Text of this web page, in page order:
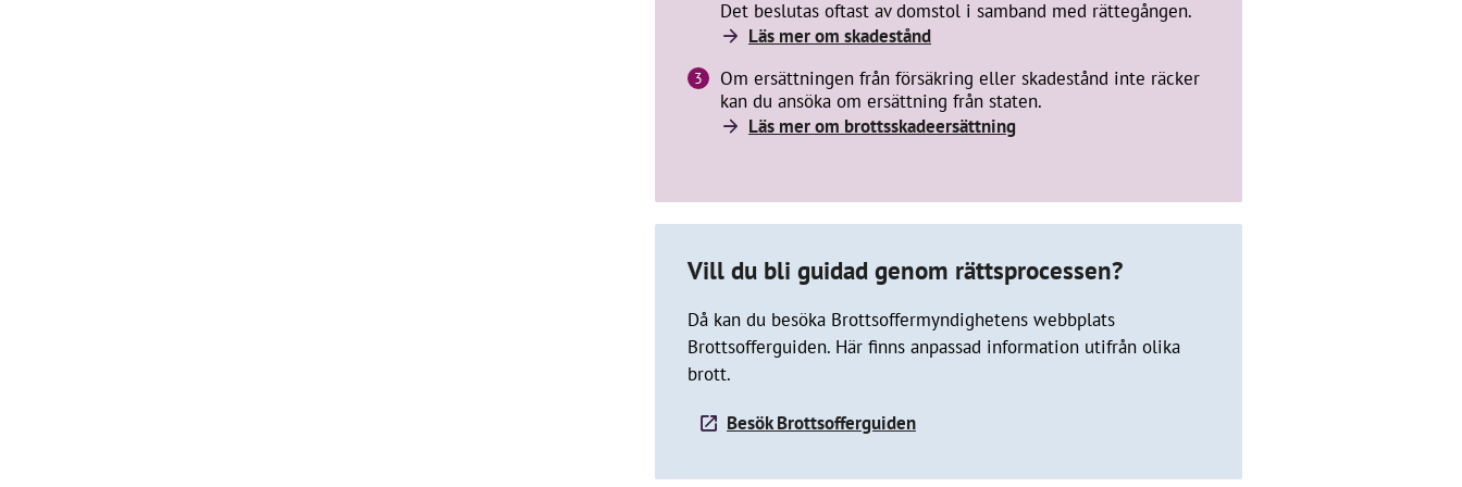
Det beslutas oftast av domstol i samband med rättegången.
Läs mer om skadestånd
Om ersättningen från försäkring eller skadestånd inte räcker
kan du ansöka om ersättning från staten.
Läs mer om brottsskadeersättning
Vill du bli guidad genom rättsprocessen?
Då kan du besöka Brottsoffermyndighetens webbplats
Brottsofferguiden. Här finns anpassad information utifrån olika
brott.
Besök Brottsofferguiden